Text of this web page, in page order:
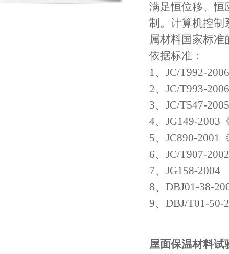
满足恒位移、恒
制。计算机控制
属材料国家标准
依据标准：
1、JC/T992-
2、JC/T993-
3、JC/T547-
4、JG149-2003
5、JC890-2001
6、JC/T907-
7、JG158-2004
8、DBJ01-38-
9、DBJ/T01-
屋面保温材料试